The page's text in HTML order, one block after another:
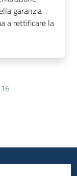
garanzia
a rettificare la